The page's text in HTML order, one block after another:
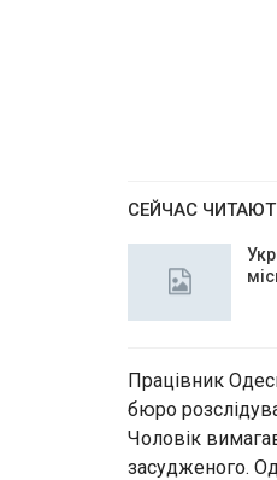
СЕЙЧАС ЧИТАЮТ
Працівник
бюро
Чоловік
засудженого.